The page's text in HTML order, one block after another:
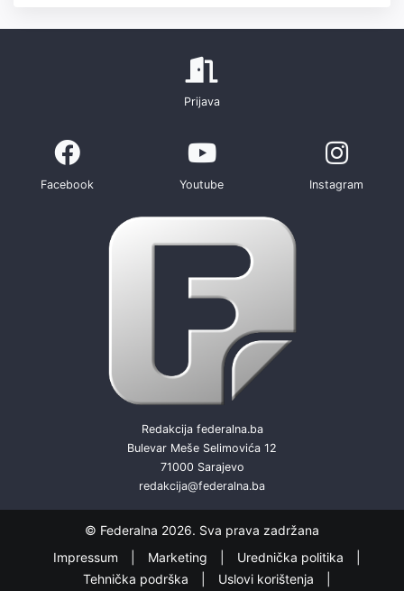
Prijava
Facebook Youtube Instagram
Redakcija federalna.ba
Bulevar Meše Selimovića 12
71000 Sarajevo
redakcija@federalna.ba
© Federalna 2026. Sva prava zadržana
Impressum
Marketing
Urednička politika
Tehnička podrška
Uslovi korištenja